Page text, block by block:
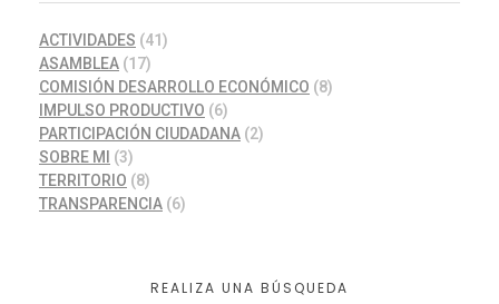
ACTIVIDADES (41)
ASAMBLEA (17)
COMISIÓN DESARROLLO ECONÓMICO (8)
IMPULSO PRODUCTIVO (6)
PARTICIPACIÓN CIUDADANA (2)
SOBRE MI (3)
TERRITORIO (8)
TRANSPARENCIA (6)
REALIZA UNA BÚSQUEDA